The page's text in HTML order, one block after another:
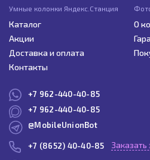
Умные колонки Яндекс.Станция
Каталог
О
Акции
Доставка и оплата
Контакты
+7 962-440-40-85
+7 962-440-40-85
@MobileUnionBot
+7 (8652) 40-40-85 Заказать